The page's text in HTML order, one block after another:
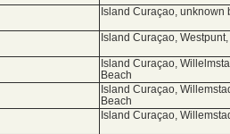
Island Curaçao, unknown
Island Curaçao,
Island Curaçao,
Beach
Island Curaçao,
Beach
Island Curaçao,